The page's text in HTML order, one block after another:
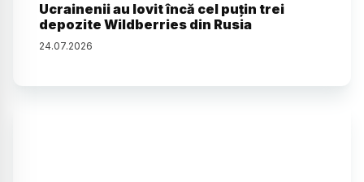
Ucrainenii au lovit încă cel puțin trei
depozite Wildberries din Rusia
24.07.2026